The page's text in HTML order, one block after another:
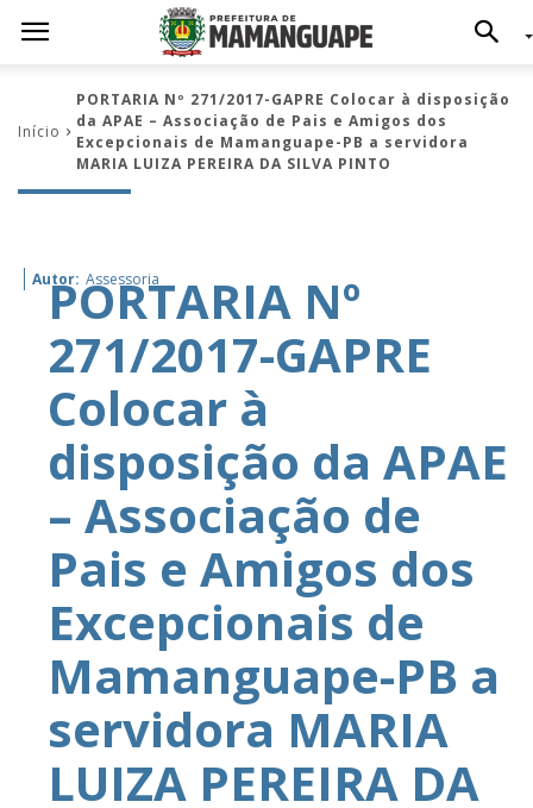
Início
PORTARIA Nº 271/2017-GAPRE Colocar à disposição
da APAE – Associação de Pais e Amigos dos
Excepcionais de Mamanguape-PB a servidora
MARIA LUIZA PEREIRA DA SILVA PINTO
Autor: Assessoria
PORTARIA Nº
271/2017-GAPRE
Colocar à
disposição da APAE
– Associação de
Pais e Amigos dos
Excepcionais de
Mamanguape-PB a
servidora MARIA
LUIZA PEREIRA DA